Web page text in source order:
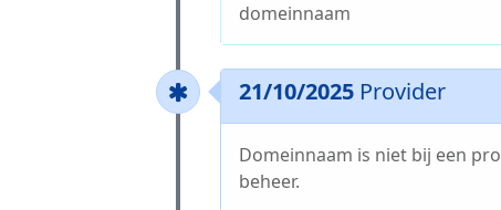
domeinnaam
21/10/2025 Provider
Domeinnaam is niet bij een
beheer.